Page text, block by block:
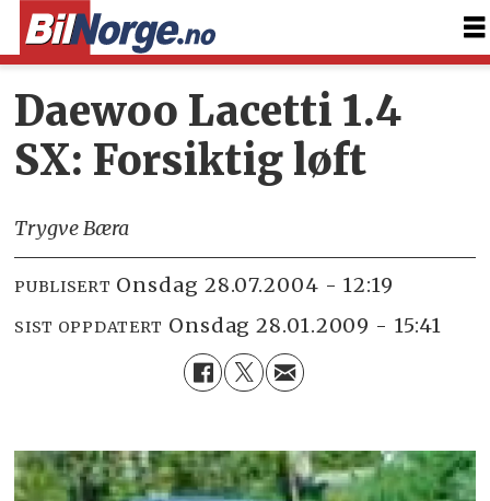
Daewoo Lacetti 1.4
SX: Forsiktig løft
Trygve Bæra
PUBLISERT onsdag 28.07.2004 - 12:19
SIST OPPDATERT onsdag 28.01.2009 - 15:41